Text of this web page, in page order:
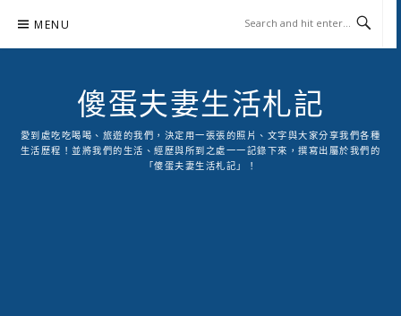
content
MENU
傻蛋夫妻生活札記
愛到處吃吃喝喝、旅遊的我們，決定用一張張的照片、文字與大家分享我們各種
生活歷程！並將我們的生活、經歷與所到之處一一記錄下來，撰寫出屬於我們的
「傻蛋夫妻生活札記」！